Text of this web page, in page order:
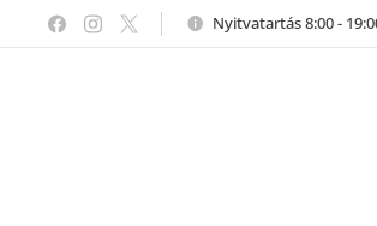
Nyitvatartás 8:00 -